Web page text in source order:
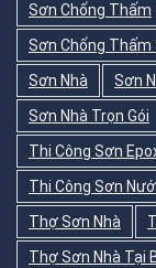
Sơn Chống Thấm
Sơn Chống
Sơn Nhà
Sơn
Sơn Nhà Trọn Gói
Thi Công Sơn
Thi Công Sơn
Thợ Sơn Nhà
Thợ Sơn Nhà Tại